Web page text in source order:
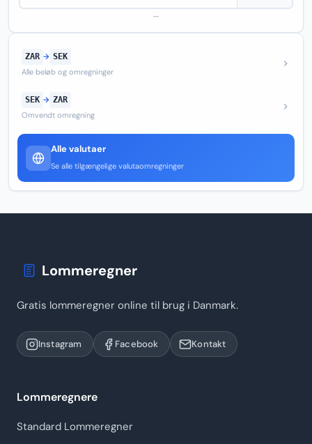
—
ZAR → SEK
Alle beløb og omregninger
SEK → ZAR
Omvendt omregning
Alle valutaer
Se alle tilgængelige valutaomregninger
Lommeregner
Gratis lommeregner online til brug i Danmark.
Instagram Facebook Kontakt
Lommeregnere
Standard Lommeregner